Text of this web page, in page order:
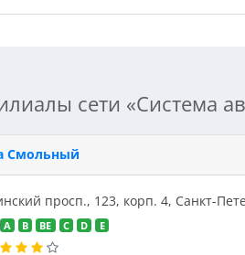
сети «Система
Смольный
просп., 123, корп. 4, Санкт-
A B BE C D E